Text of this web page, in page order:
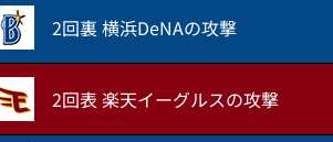
2回裏 横浜DeNAの攻撃
2回表 楽天イーグルスの攻撃